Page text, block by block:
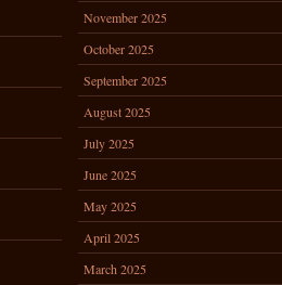
November 2025
October 2025
September 2025
August 2025
July 2025
June 2025
May 2025
April 2025
March 2025